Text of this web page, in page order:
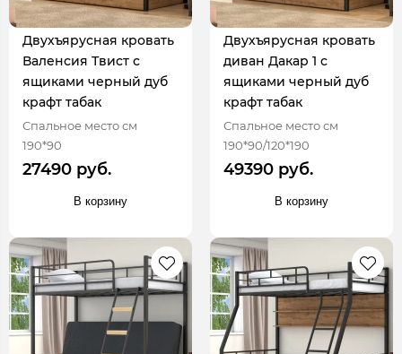
Двухъярусная кровать
Валенсия Твист с
ящиками черный дуб
крафт табак
Спальное место см
190*90
27490 руб.
В корзину
Двухъярусная кровать
диван Дакар 1 с
ящиками черный дуб
крафт табак
Спальное место см
190*90/120*190
49390 руб.
В корзину